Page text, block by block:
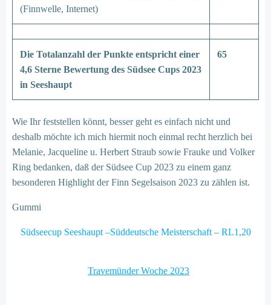
(Finnwelle, Internet)
Die Totalanzahl der Punkte entspricht einer
4,6 Sterne Bewertung des Südsee Cups 2023
in Seeshaupt
65
Wie Ihr feststellen könnt, besser geht es einfach nicht und
deshalb möchte ich mich hiermit noch einmal recht herzlich bei
Melanie, Jacqueline u. Herbert Straub sowie Frauke und Volker
Ring bedanken, daß der Südsee Cup 2023 zu einem ganz
besonderen Highlight der Finn Segelsaison 2023 zu zählen ist.
Gummi
Südseecup Seeshaupt –Süddeutsche Meisterschaft – RL1,20
Travemünder Woche 2023